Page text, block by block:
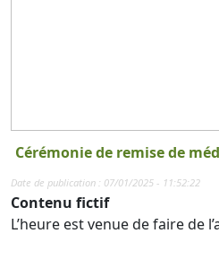
Cérémonie de remise de
Date de publication : 07/01/2025 - 11:52:22
Contenu fictif
L’heure est venue de faire de